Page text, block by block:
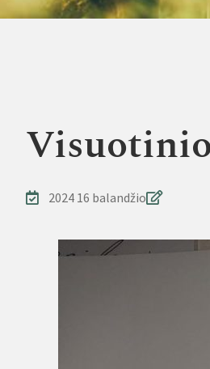
2024 16 balandžio